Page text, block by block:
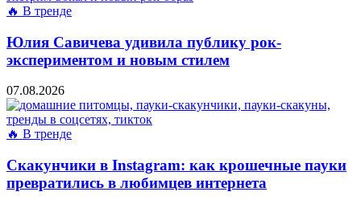
🔥 В тренде
Юлия Савичева удивила публику рок-
экспериментом и новым стилем
07.08.2026
🔥 В тренде
Скакунчики в Instagram: как крошечные пауки
превратились в любимцев интернета